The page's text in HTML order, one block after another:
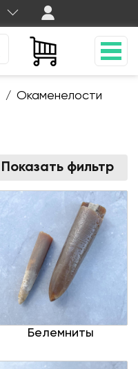
/ Окаменелости
Показать фильтр
Белемниты